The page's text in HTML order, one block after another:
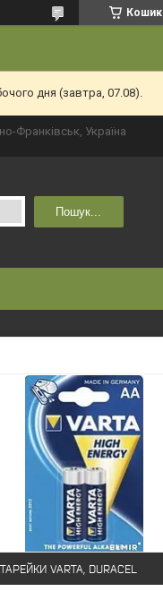
Кошик
дня (завтра, 07.08).
Франківськ, Україна
Пошук...
VARTA, DURACEL